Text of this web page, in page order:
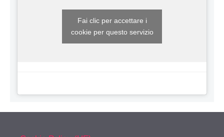
Fai clic per accettare i
cookie per questo servizio